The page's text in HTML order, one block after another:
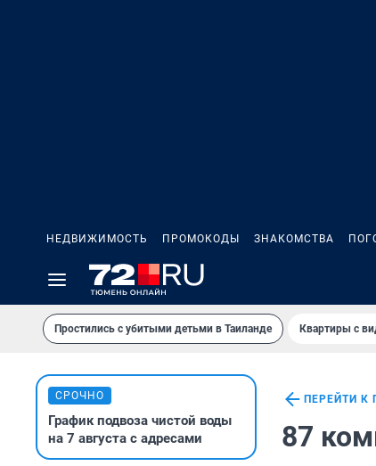
НЕДВИЖИМОСТЬ ПРОМОКОДЫ ЗНАКОМСТВА
Простились с убитыми детьми в Таиланде Квартиры с
СРОЧНО
График подвоза чистой воды
на 7 августа с адресами
ПЕРЕЙТИ К
87